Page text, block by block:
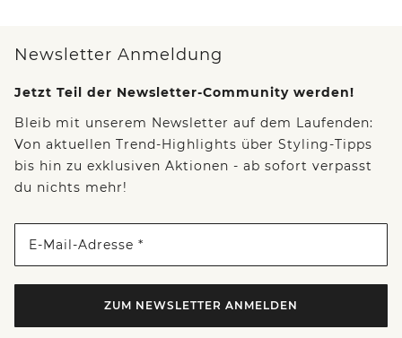
Newsletter Anmeldung
Jetzt Teil der Newsletter-Community werden!
Bleib mit unserem Newsletter auf dem Laufenden:
Von aktuellen Trend-Highlights über Styling-Tipps
bis hin zu exklusiven Aktionen - ab sofort verpasst
du nichts mehr!
E-Mail-Adresse *
ZUM NEWSLETTER ANMELDEN